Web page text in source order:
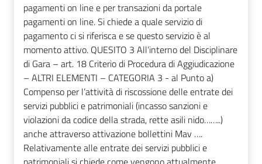
pagamenti on line e per transazioni da portale
pagamenti on line. Si chiede a quale servizio di
pagamento ci si riferisca e se questo servizio è al
momento attivo. QUESITO 3 All’interno del Disciplinare
di Gara – art. 18 Criterio di Procedura di Aggiudicazione
– ALTRI ELEMENTI – CATEGORIA 3 - al Punto a)
Compenso per l’attività di riscossione delle entrate dei
servizi pubblici e patrimoniali (incasso sanzioni e
violazioni da codice della strada, rette asili nido……..)
anche attraverso attivazione bollettini Mav ….
Relativamente alle entrate dei servizi pubblici e